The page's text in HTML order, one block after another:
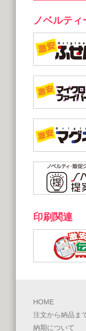
ノベルティ
印刷関連
HOME
注文から納品ま
納期について